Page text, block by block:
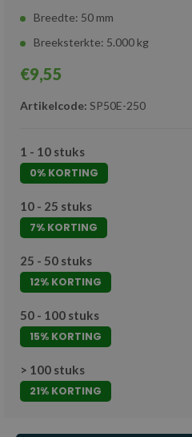
Breedte: 50 mm
Breeksterkte: 5.000 kg
€9,55
Artikelcode: SP50E-250
1 - 10 stuks
0% KORTING
10 - 25 stuks
7% KORTING
25 - 50 stuks
12% KORTING
50 - 100 stuks
15% KORTING
> 100 stuks
21% KORTING